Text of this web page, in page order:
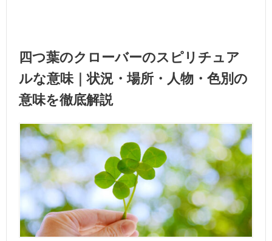
四つ葉のクローバーのスピリチュア
ルな意味｜状況・場所・人物・色別の
意味を徹底解説